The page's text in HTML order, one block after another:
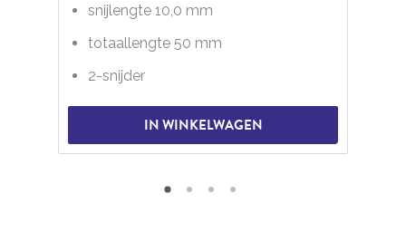
snijlengte 10,0 mm
totaallengte 50 mm
2-snijder
IN WINKELWAGEN